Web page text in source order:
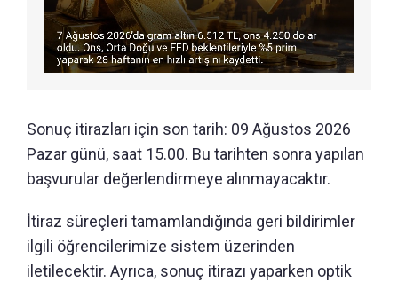
Sonuç itirazları için son tarih: 09 Ağustos 2026
Pazar günü, saat 15.00. Bu tarihten sonra yapılan
başvurular değerlendirmeye alınmayacaktır.
İtiraz süreçleri tamamlandığında geri bildirimler
ilgili öğrencilerimize sistem üzerinden
iletilecektir. Ayrıca, sonuç itirazı yaparken optik